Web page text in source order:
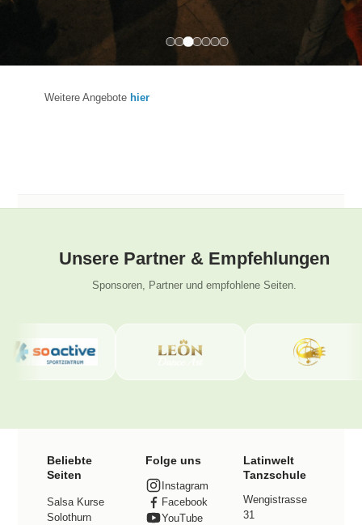
Weitere Angebote hier
Unsere Partner & Empfehlungen
Sponsoren, Partner und empfohlene Seiten.
Beliebte
Seiten
Salsa Kurse
Solothurn
Folge uns
Instagram
Facebook
YouTube
Latinwelt
Tanzschule
Wengistrasse
31